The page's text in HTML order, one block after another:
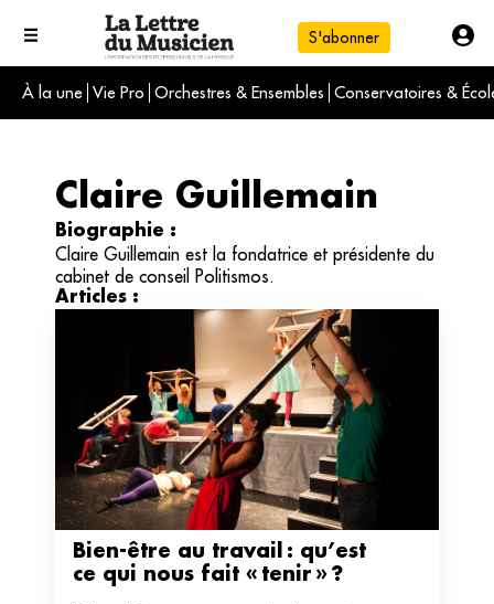
S'abonner
À la une Vie Pro Orchestres & Ensembles Conservatoires &
L'info du jour
International
Claire Guillemain
Biographie :
Claire Guillemain est la fondatrice et présidente du
cabinet de conseil Politismos.
Articles :
Bien-être au travail : qu’est
ce qui nous fait « tenir » ?